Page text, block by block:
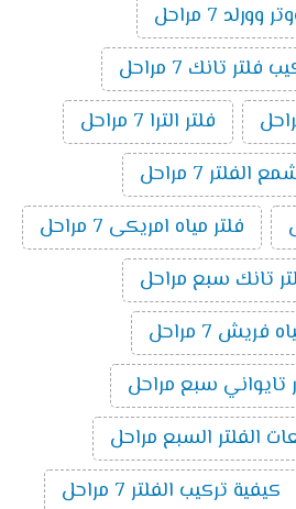
وورلد 7 مراحل
تانك 7 مراحل
فلتر الترا 7 مراحل
7 مراحل
فلتر مياه امريكى 7 مراحل
تانك سبع مراحل
فريش 7 مراحل
تايواني سبع مراحل
الفلتر السبع مراحل
كيفية تركيب الفلتر 7 مراحل